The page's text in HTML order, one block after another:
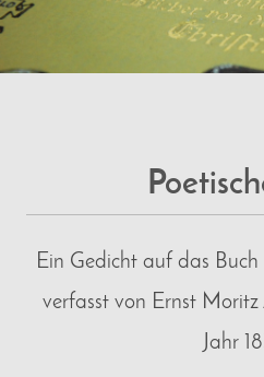
Poetische
Ein Gedicht auf das
verfasst von Ernst
Jahr